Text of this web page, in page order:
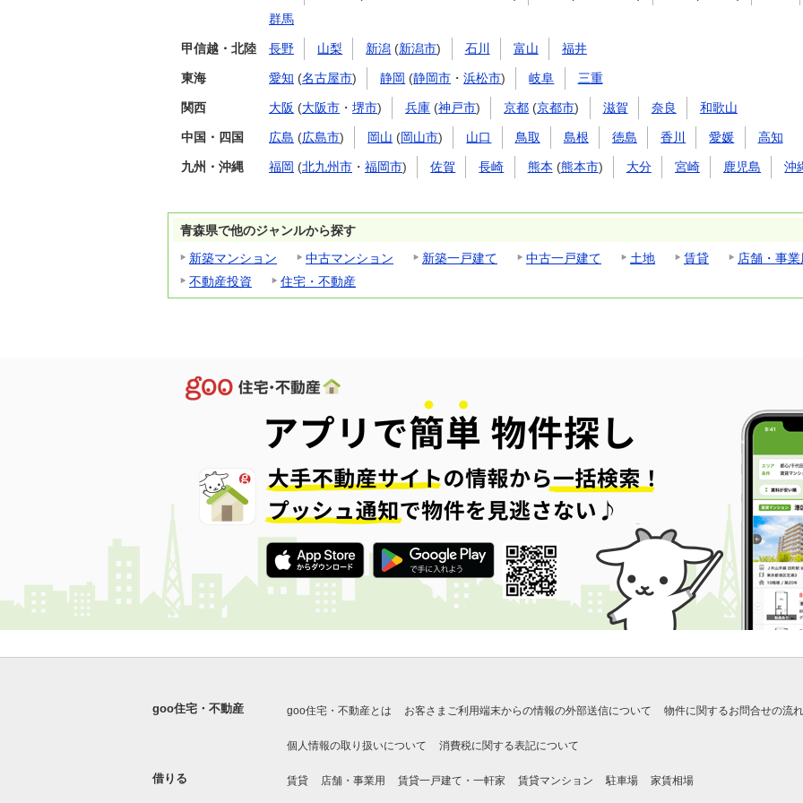
群馬
甲信越・北陸 長野 山梨 新潟 (新潟市) 石川 富山 福井
東海 愛知 (名古屋市) 静岡 (静岡市 ・浜松市) 岐阜 三重
関西 大阪 (大阪市 ・ 堺市) 兵庫 (神戸市) 京都 (京都市) 滋賀 奈良 和歌山
中国・四国 広島 (広島市) 岡山 (岡山市) 山口 鳥取 島根 徳島 香川 愛媛 高知
九州・沖縄 福岡 (北九州市 ・ 福岡市) 佐賀 長崎 熊本 (熊本市) 大分 宮崎 鹿児島 沖
青森県で他のジャンルから探す
新築マンション
中古マンション 新築一戸建て 中古一戸建て 土地 賃貸
店舗・事業
不動産投資
住宅・不動産
goo住宅・不動産 goo住宅・不動産とは お客さまご利用端末からの情報の外部送信について 物件に関するお問合せの流れ
個人情報の取り扱いについて 消費税に関する表記について
借りる 賃貸 店舗・事業用 賃貸一戸建て・一軒家 賃貸マンション 駐車場 家賃相場